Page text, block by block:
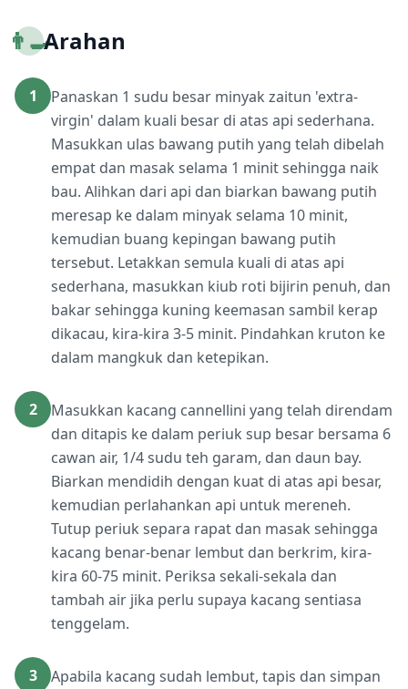
👨‍🍳Arahan
1
Panaskan 1 sudu besar minyak zaitun 'extra-
virgin' dalam kuali besar di atas api sederhana.
Masukkan ulas bawang putih yang telah dibelah
empat dan masak selama 1 minit sehingga naik
bau. Alihkan dari api dan biarkan bawang putih
meresap ke dalam minyak selama 10 minit,
kemudian buang kepingan bawang putih
tersebut. Letakkan semula kuali di atas api
sederhana, masukkan kiub roti bijirin penuh, dan
bakar sehingga kuning keemasan sambil kerap
dikacau, kira-kira 3-5 minit. Pindahkan kruton ke
dalam mangkuk dan ketepikan.
2
Masukkan kacang cannellini yang telah direndam
dan ditapis ke dalam periuk sup besar bersama 6
cawan air, 1/4 sudu teh garam, dan daun bay.
Biarkan mendidih dengan kuat di atas api besar,
kemudian perlahankan api untuk mereneh.
Tutup periuk separa rapat dan masak sehingga
kacang benar-benar lembut dan berkrim, kira-
kira 60-75 minit. Periksa sekali-sekala dan
tambah air jika perlu supaya kacang sentiasa
tenggelam.
3
Apabila kacang sudah lembut, tapis dan simpan